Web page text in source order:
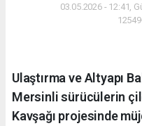
03.05.2026 - 12:41,
Ulaştırma ve Altyapı
Mersinli sürücülerin
Kavşağı projesinde